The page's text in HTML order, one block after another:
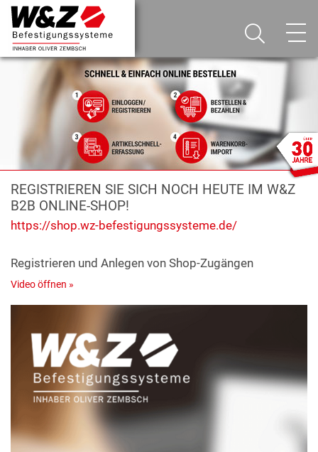
REGISTRIEREN SIE SICH NOCH HEUTE IM W&Z
B2B ONLINE-SHOP!
https://shop.wz-befestigungssysteme.de/
Registrieren und Anlegen von Shop-Zugängen
Video öffnen »